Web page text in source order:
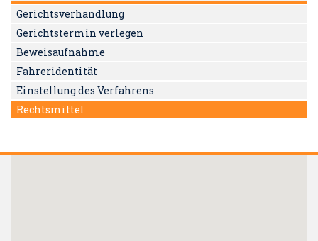
Gerichtsverhandlung
Gerichtstermin verlegen
Beweisaufnahme
Fahreridentität
Einstellung des Verfahrens
Rechtsmittel